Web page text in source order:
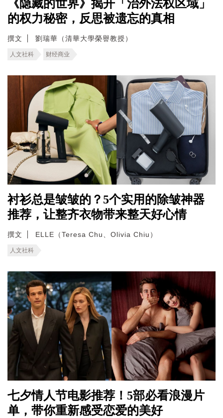
《隐藏的世界》揭开「治外法权区域」
的权力秘密，反思被遗忘的真相
撰文 劉瑞華（清華大學榮譽教授）
人文社科 财经商业
衬衫总是皱皱的？5个实用的除皱神器
推荐，让整齐衣物带来整天好心情
撰文 ELLE（Teresa Chu、Olivia Chiu）
人文社科
七夕情人节电影推荐！5部必看浪漫片
单，带你重新感受恋爱的美好